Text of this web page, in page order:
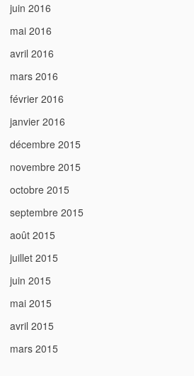
juin 2016
mai 2016
avril 2016
mars 2016
février 2016
janvier 2016
décembre 2015
novembre 2015
octobre 2015
septembre 2015
août 2015
juillet 2015
juin 2015
mai 2015
avril 2015
mars 2015